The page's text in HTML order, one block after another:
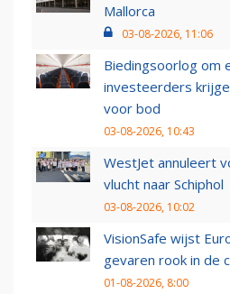
Mallorca
03-08-2026, 11:06
Biedingsoorlog om
investeerders
voor bod
03-08-2026, 10:43
WestJet annuleert
vlucht naar Schiphol
03-08-2026, 10:02
VisionSafe wijst
gevaren rook in de
01-08-2026, 8:00